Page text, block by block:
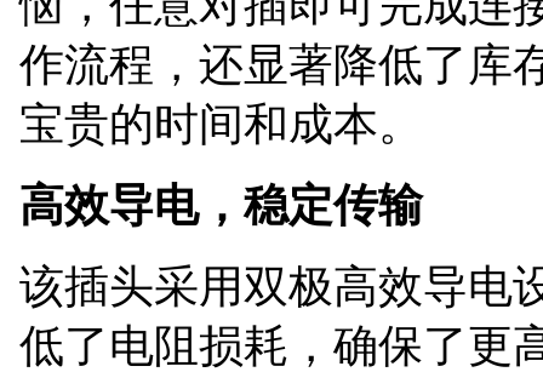
作流程，还显著降低了库
宝贵的时间和成本。
高效导电，稳定传输
该插头采用双极高效导电
低了电阻损耗，确保了更